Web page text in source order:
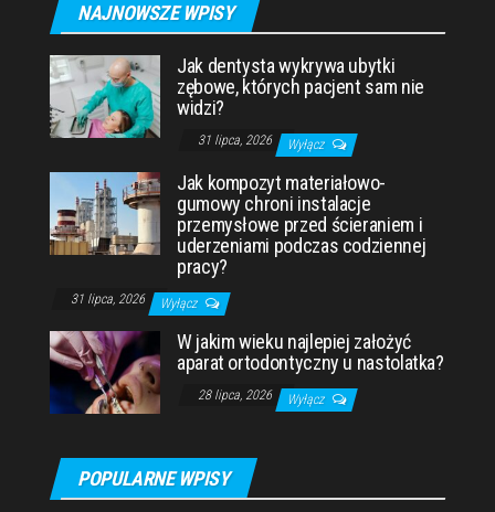
NAJNOWSZE WPISY
Jak dentysta wykrywa ubytki
zębowe, których pacjent sam nie
widzi?
31 lipca, 2026 Wyłącz
Jak kompozyt materiałowo-
gumowy chroni instalacje
przemysłowe przed ścieraniem i
uderzeniami podczas codziennej
pracy?
31 lipca, 2026 Wyłącz
W jakim wieku najlepiej założyć
aparat ortodontyczny u nastolatka?
28 lipca, 2026 Wyłącz
POPULARNE WPISY